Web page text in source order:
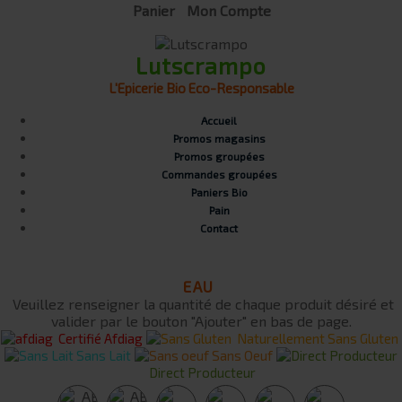
Panier Mon Compte
Lutscrampo
L'Epicerie Bio Eco-Responsable
Accueil
Promos magasins
Promos groupées
Commandes groupées
Paniers Bio
Pain
Contact
EAU
Veuillez renseigner la quantité de chaque produit désiré et
valider par le bouton "Ajouter" en bas de page.
Certifié Afdiag
Naturellement Sans Gluten
Sans Lait
Sans Oeuf
Direct Producteur